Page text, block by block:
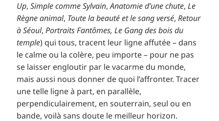
Up,Simple comme Sylvain,Anatomie d’une chute,Le
Règne animal, Toute la beauté et le sang versé,Retour
à Séoul,Portraits Fantômes, Le Gang des bois du
temple) qui tous, tracent leur ligne affutée – dans
le calme ou la colère, peu importe – pour ne pas
se laisser engloutir par le vacarme du monde,
mais aussi nous donner de quoi l’affronter. Tracer
une telle ligne à part, en parallèle,
perpendiculairement, en souterrain, seul ou en
bande, voilà sans doute le meilleur horizon.